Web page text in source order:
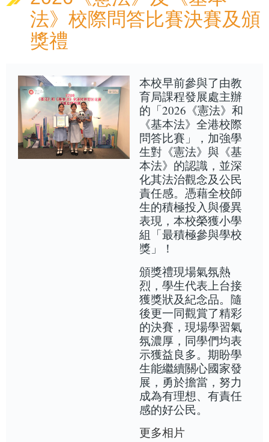
法》校際問答比賽決賽及頒
獎禮
本校早前參與了由教
育局課程發展處主辦
的「2026《憲法》和
《基本法》全港校際
問答比賽」，加強學
生對《憲法》與《基
本法》的認識，並深
化其法治觀念及公民
責任感。憑藉全校師
生的積極投入與優異
表現，本校榮獲小學
組「最積極參與學校
獎」！
頒獎禮現場氣氛熱
烈，學生代表上台接
獲獎狀及紀念品。隨
後更一同觀賞了精彩
的決賽，現場學習氣
氛濃厚，同學們均表
示獲益良多。期盼學
生能繼續關心國家發
展，勇於擔當，努力
成為有理想、有責任
感的好公民。
更多相片